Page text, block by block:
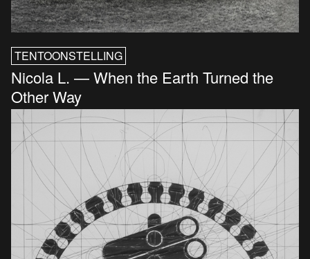
TENTOONSTELLING
Nicola L. — When the Earth Turned the
Other Way